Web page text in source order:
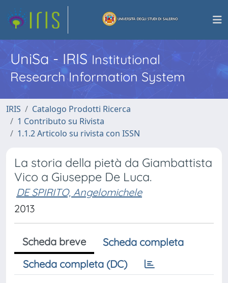
UniSa - IRISInstitutional
Research Information System
IRIS
Catalogo Prodotti Ricerca
1 Contributo su Rivista
1.1.2 Articolo su rivista con ISSN
La storia della pietà da Giambattista
Vico a Giuseppe De Luca.
DE SPIRITO, Angelomichele
2013
Scheda breve
Scheda completa
Scheda completa (DC)